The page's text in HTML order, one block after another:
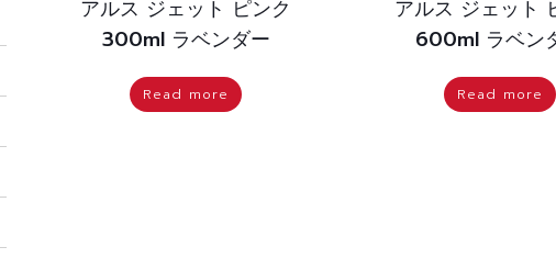
アルス ジェット ピンク
300ml ラベンダー
Read more
アルス ジェット
600ml ラベン
Read more